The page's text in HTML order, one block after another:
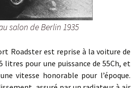
salon de Berlin 1935
est reprise à la voiture de
litres pour une puissance de 55Ch, et
vitesse honorable pour l’époque.